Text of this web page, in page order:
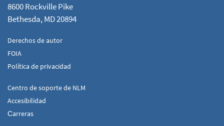
8600 Rockville Pike
Bethesda, MD 20894
Derechos de autor
FOIA
Política de privacidad
Centro de soporte de NLM
Accesibilidad
Сarreras